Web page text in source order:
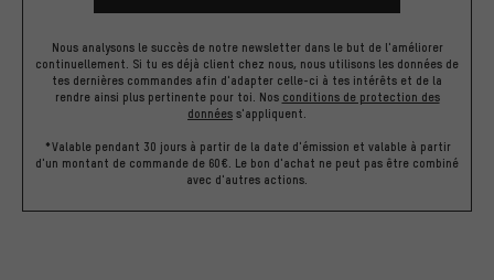
Nous analysons le succès de notre newsletter dans le but de l'améliorer
continuellement. Si tu es déjà client chez nous, nous utilisons les données de
tes dernières commandes afin d'adapter celle-ci à tes intérêts et de la
rendre ainsi plus pertinente pour toi. Nos conditions de protection des
données s'appliquent.
*Valable pendant 30 jours à partir de la date d'émission et valable à partir
d'un montant de commande de 60€. Le bon d'achat ne peut pas être combiné
avec d'autres actions.